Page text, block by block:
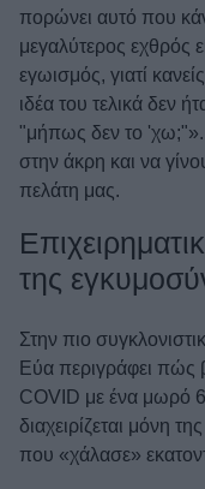
πορώνει αυτό που
μεγαλύτερος εχθρός
εγωισμός, γιατί
ιδέα του τελικά δεν
"μήπως δεν το
στην άκρη και να
πελάτη μας.
της
Στην πιο
Εύα περιγράφει πώς
COVID με ένα μωρό
διαχειρίζεται μόνη
που «χάλασε»